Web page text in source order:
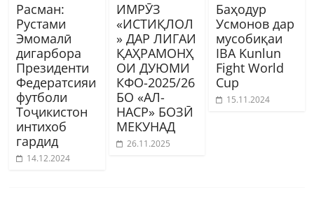
Расман:
Рустами
Эмомалӣ
дигарбора
Президенти
Федератсияи
футболи
Тоҷикистон
интихоб
гардид
14.12.2024
ИМРӮЗ
«ИСТИҚЛОЛ
» ДАР ЛИГАИ
ҚАҲРАМОНҲ
ОИ ДУЮМИ
КФО-2025/26
БО «АЛ-
НАСР» БОЗӢ
МЕКУНАД
26.11.2025
Баҳодур
Усмонов дар
мусобиқаи
IBA Kunlun
Fight World
Cup
15.11.2024